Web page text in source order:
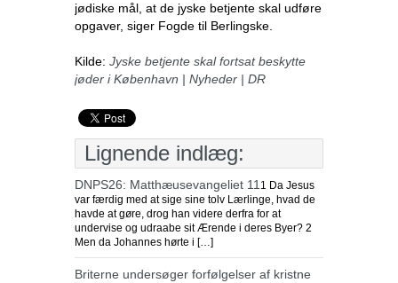
jødiske mål, at de jyske betjente skal udføre
opgaver, siger Fogde til Berlingske.
Kilde: Jyske betjente skal fortsat beskytte
jøder i København | Nyheder | DR
Lignende indlæg:
DNPS26: Matthæusevangeliet 11 1 Da Jesus
var færdig med at sige sine tolv Lærlinge, hvad de
havde at gøre, drog han videre derfra for at
undervise og udraabe sit Ærende i deres Byer? 2
Men da Johannes hørte i […]
Briterne undersøger forfølgelser af kristne